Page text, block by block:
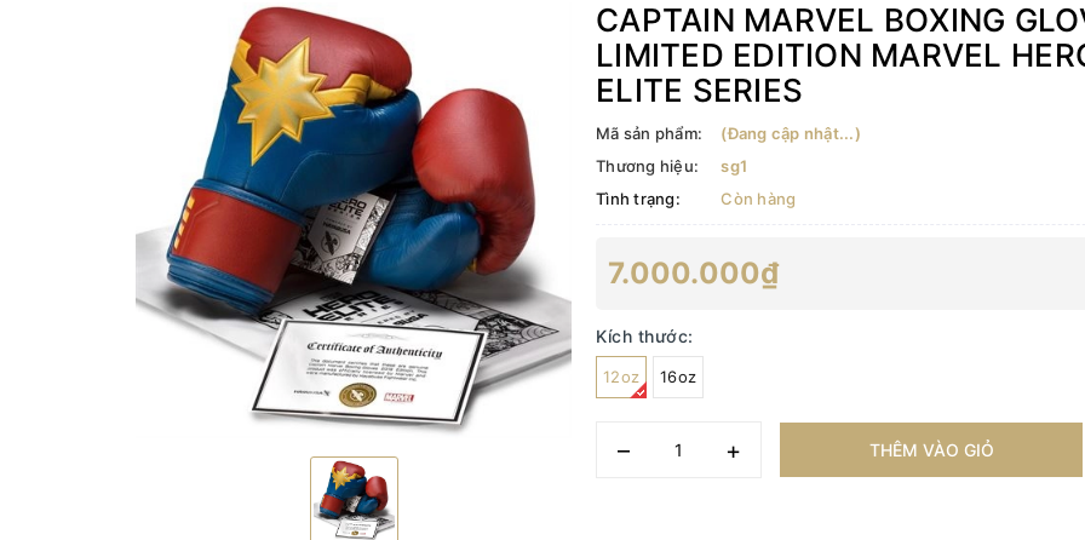
CAPTAIN MARVEL BOXING
LIMITED EDITION MARVEL
ELITE SERIES
Mã sản phẩm:
(Đang cập nhật...)
Thương hiệu:
sg1
Tình trạng:
Còn hàng
7.000.000₫
Kích thước:
12oz 16oz
– + THÊM VÀO GIỎ